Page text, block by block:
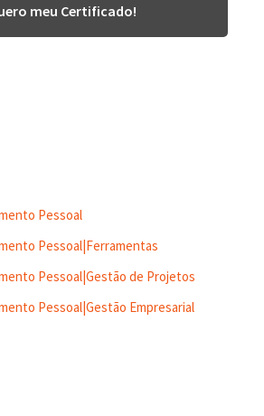
meu Certificado!
Pessoal
Pessoal|Ferramentas
Pessoal|Gestão de Projetos
Pessoal|Gestão Empresarial